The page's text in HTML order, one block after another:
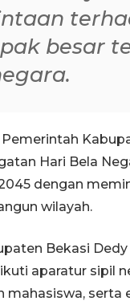
besar
Hari Bela
dengan
wilayah.
Bekasi
aparatur sipil
mahasiswa,